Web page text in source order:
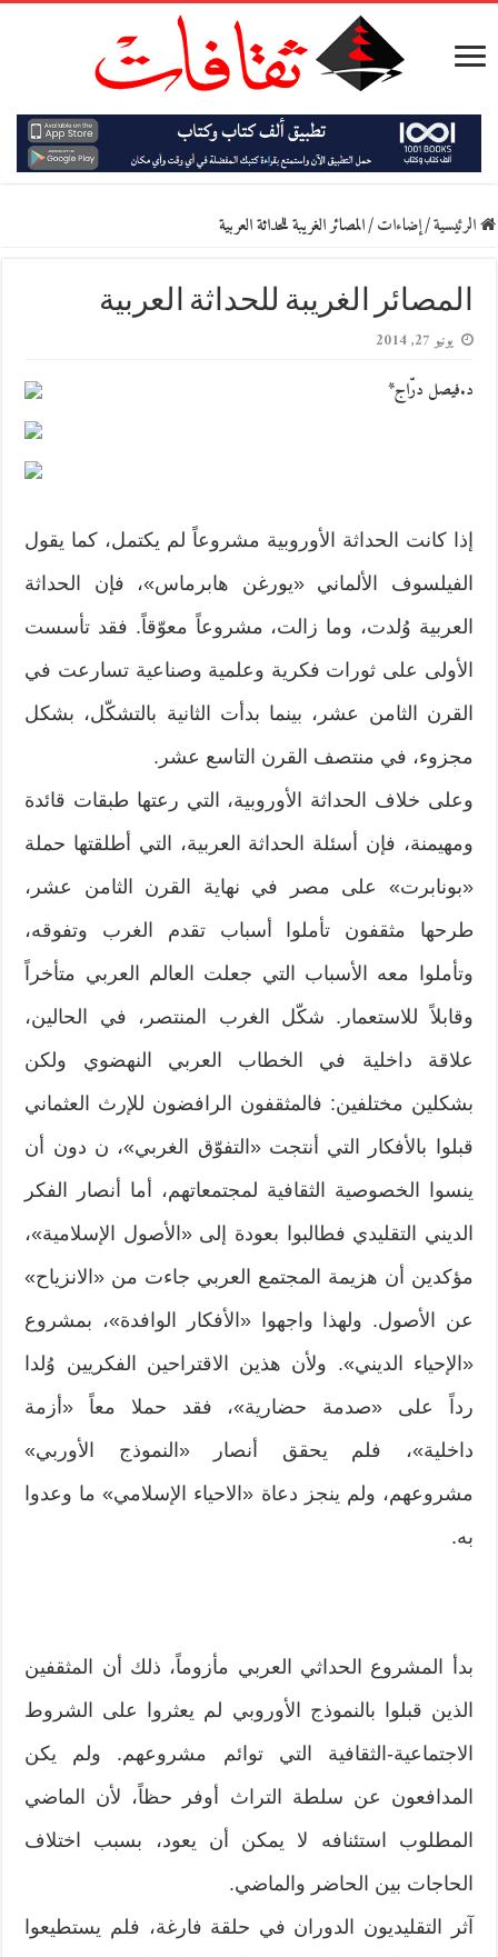
الرئيسية/إضاءات/المصائر الغريبة للحداثة العربية
المصائر الغريبة للحداثة العربية
يونيو 27, 2014
د.فيصل درّاج*
إذا كانت الحداثة الأوروبية مشروعاً لم يكتمل، كما يقول
الفيلسوف الألماني «يورغن هابرماس»، فإن الحداثة
العربية وُلدت، وما زالت، مشروعاً معوّقاً. فقد تأسست
الأولى على ثورات فكرية وعلمية وصناعية تسارعت في
القرن الثامن عشر، بينما بدأت الثانية بالتشكّل، بشكل
مجزوء، في منتصف القرن التاسع عشر.
وعلى خلاف الحداثة الأوروبية، التي رعتها طبقات قائدة
ومهيمنة، فإن أسئلة الحداثة العربية، التي أطلقتها حملة
«بونابرت» على مصر في نهاية القرن الثامن عشر،
طرحها مثقفون تأملوا أسباب تقدم الغرب وتفوقه،
وتأملوا معه الأسباب التي جعلت العالم العربي متأخراً
وقابلاً للاستعمار. شكّل الغرب المنتصر، في الحالين،
علاقة داخلية في الخطاب العربي النهضوي ولكن
بشكلين مختلفين: فالمثقفون الرافضون للإرث العثماني
قبلوا بالأفكار التي أنتجت «التفوّق الغربي»، ن دون أن
ينسوا الخصوصية الثقافية لمجتمعاتهم، أما أنصار الفكر
الديني التقليدي فطالبوا بعودة إلى «الأصول الإسلامية»،
مؤكدين أن هزيمة المجتمع العربي جاءت من «الانزياح»
عن الأصول. ولهذا واجهوا «الأفكار الوافدة»، بمشروع
«الإحياء الديني». ولأن هذين الاقتراحين الفكريين وُلدا
رداً على «صدمة حضارية»، فقد حملا معاً «أزمة
داخلية»، فلم يحقق أنصار «النموذج الأوربي»
مشروعهم، ولم ينجز دعاة «الاحياء الإسلامي» ما وعدوا
به.
بدأ المشروع الحداثي العربي مأزوماً، ذلك أن المثقفين
الذين قبلوا بالنموذج الأوروبي لم يعثروا على الشروط
الاجتماعية-الثقافية التي توائم مشروعهم. ولم يكن
المدافعون عن سلطة التراث أوفر حظاً، لأن الماضي
المطلوب استئنافه لا يمكن أن يعود، بسبب اختلاف
الحاجات بين الحاضر والماضي.
آثر التقليديون الدوران في حلقة فارغة، فلم يستطيعوا